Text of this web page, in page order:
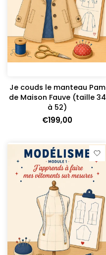
Je couds le manteau Pam
de Maison Fauve (taille 34
à 52)
€199,00